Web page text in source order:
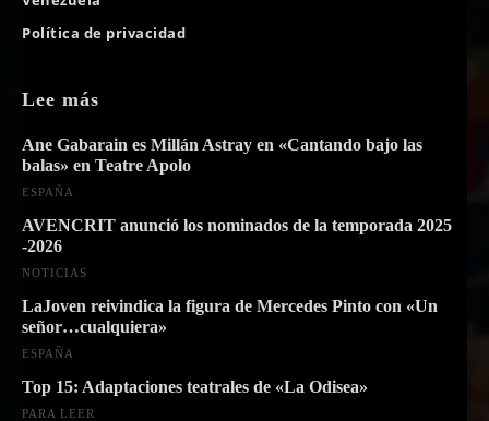
Política de privacidad
Lee más
Ane Gabarain es Millán Astray en «Cantando bajo las
balas» en Teatre Apolo
ESPAÑA
AVENCRIT anunció los nominados de la temporada 2025
-2026
NOTICIAS
LaJoven reivindica la figura de Mercedes Pinto con «Un
señor…cualquiera»
ESPAÑA
Top 15: Adaptaciones teatrales de «La Odisea»
PARA LEER